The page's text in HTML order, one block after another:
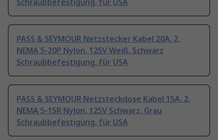
Schraubbefestigung, für USA
PASS & SEYMOUR Netzstecker Kabel 20A, 2,
NEMA 5-20P Nylon, 125V Weiß, Schwarz
Schraubbefestigung, für USA
PASS & SEYMOUR Netzsteckdose Kabel 15A, 2,
NEMA 5-15R Nylon, 125V Schwarz, Grau
Schraubbefestigung, für USA